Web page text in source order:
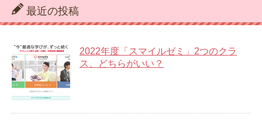
最近の投稿
2022年度「スマイルゼミ」2つのクラ
ス、どちらがいい？